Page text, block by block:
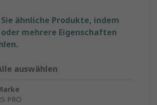
Sie ähnliche Produkte, indem
oder mehrere Eigenschaften
auswählen
PRO